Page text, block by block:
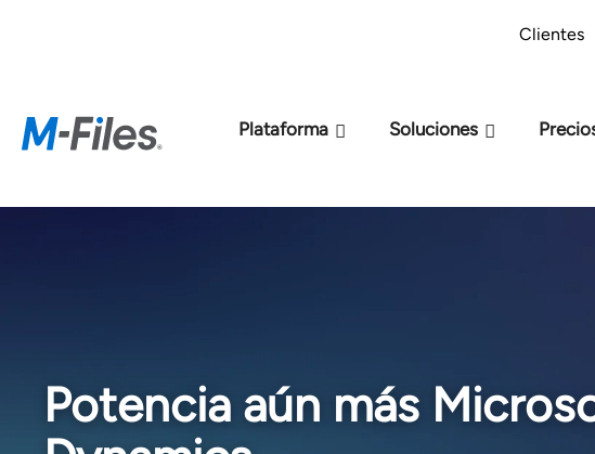
Clientes
Plataforma Soluciones
Potencia aún más